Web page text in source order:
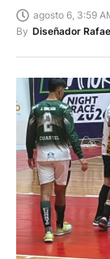
agosto 6, 3:59
By Diseñador